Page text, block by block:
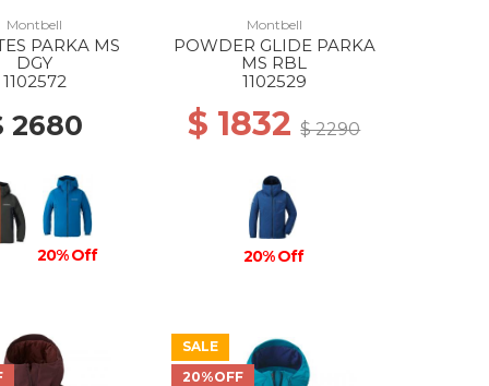
Montbell
PARKA MS
DGY
1102572
2680
20% Off
Montbell
POWDER GLIDE PARKA
MS RBL
1102529
$ 1832$ 2290
20% Off
SALE
20%OFF